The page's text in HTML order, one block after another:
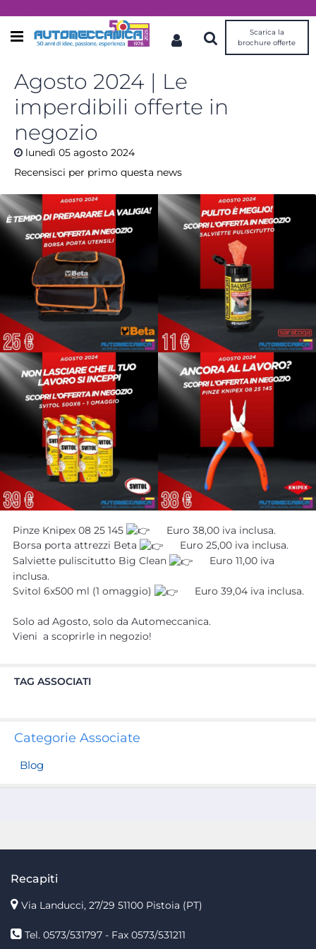
Open menu
Scarica la
brochure offerte
Agosto 2024 | Le
imperdibili offerte in
negozio
lunedì 05 agosto 2024
Recensisci per primo questa news
Pinze Knipex 08 25 145
Euro 38,00 iva inclusa.
Borsa porta attrezzi Beta
Euro 25,00 iva inclusa.
Salviette puliscitutto Big Clean
Euro 11,00 iva
inclusa.
Svitol 6x500 ml (1 omaggio)
Euro 39,04 iva inclusa.
Solo ad Agosto, solo da Automeccanica.
Vieni a scoprirle in negozio!
TAG ASSOCIATI
Categorie Associate
Blog
Recapiti
Via Landucci, 27/29 51100 Pistoia (PT)
Tel. 0573/531797 - Fax 0573/531211